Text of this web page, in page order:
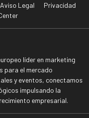
Aviso Legal
Privacidad
líder en marketing
para el mercado
y eventos, conectamos
impulsando la
empresarial.